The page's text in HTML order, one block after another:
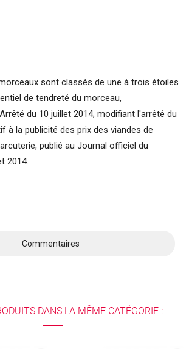
sont classés de une à trois étoiles
de tendreté du morceau,
du 10 juillet 2014, modifiant l'arrêté du
à la publicité des prix des viandes de
publié au Journal officiel du
2014.
Commentaires
DANS LA MÊME CATÉGORIE :